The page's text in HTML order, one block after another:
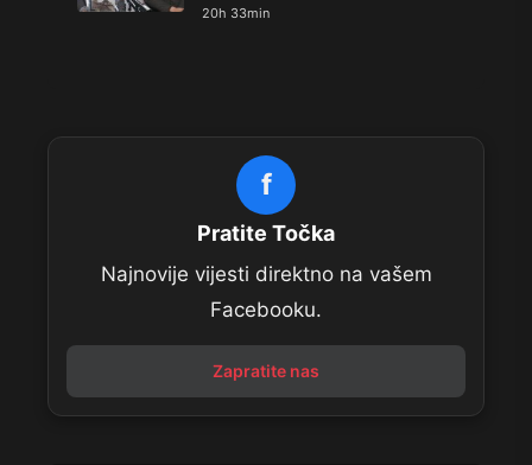
20h 33min
f
Pratite Točka
Najnovije vijesti direktno na vašem
Facebooku.
Zapratite nas